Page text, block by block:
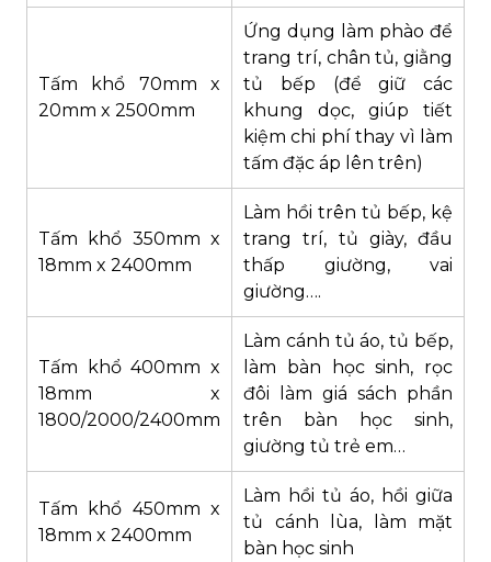
Tấm khổ 70mm x
20mm x 2500mm
Ứng dụng làm phào để
trang trí, chân tủ, giằng
tủ bếp (để giữ các
khung dọc, giúp tiết
kiệm chi phí thay vì làm
tấm đặc áp lên trên)
Tấm khổ 350mm x
18mm x 2400mm
Làm hồi trên tủ bếp, kệ
trang trí, tủ giày, đầu
thấp giường, vai
giường….
Tấm khổ 400mm x
18mm x
1800/2000/2400mm
Làm cánh tủ áo, tủ bếp,
làm bàn học sinh, rọc
đôi làm giá sách phần
trên bàn học sinh,
giường tủ trẻ em…
Tấm khổ 450mm x
18mm x 2400mm
Làm hồi tủ áo, hồi giữa
tủ cánh lùa, làm mặt
bàn học sinh